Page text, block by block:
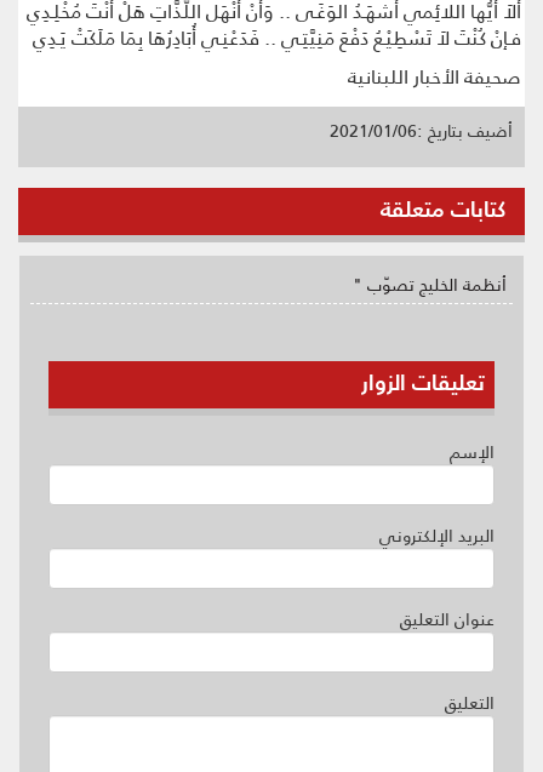
أَلاَ أَيُّها اللائِمي أَشهَـدُ الوَغَـى .. وَأَنْ أَنْهَل اللَّذَّاتِ هَلْ أَنْتَ مُخْلِـدِي
فـإنْ كُنْتَ لاَ تَسْطِيْـعُ دَفْعَ مَنِيَّتِـي .. فَدَعْنِـي أُبَادِرُهَا بِمَا مَلَكَتْ يَـدِي
صحيفة الأخبار اللبنانية
أضيف بتاريخ :2021/01/06
كتابات متعلقة
أنظمة الخليج تصوّب "
تعليقات الزوار
الإسم
البريد الإلكتروني
عنوان التعليق
التعليق